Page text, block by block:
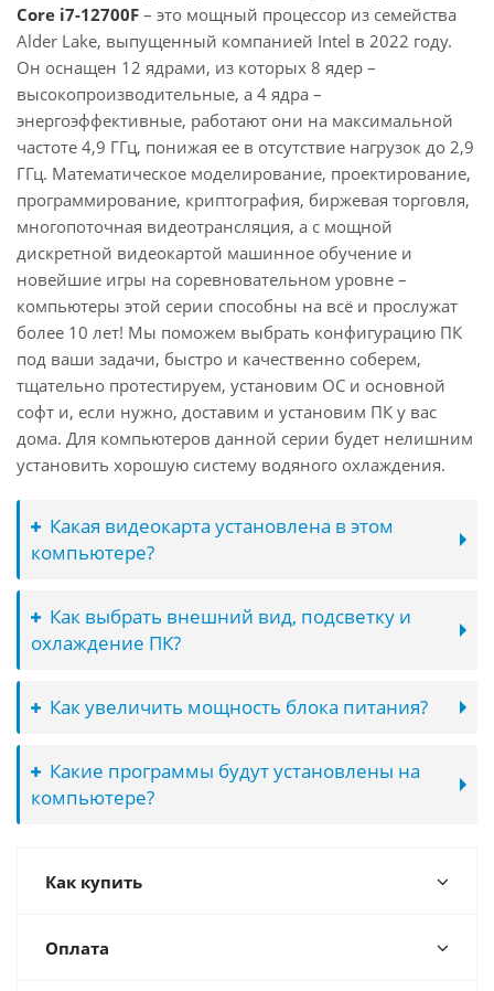
Core i7-12700F – это мощный процессор из семейства
Alder Lake, выпущенный компанией Intel в 2022 году.
Он оснащен 12 ядрами, из которых 8 ядер –
высокопроизводительные, а 4 ядра –
энергоэффективные, работают они на максимальной
частоте 4,9 ГГц, понижая ее в отсутствие нагрузок до 2,9
ГГц. Математическое моделирование, проектирование,
программирование, криптография, биржевая торговля,
многопоточная видеотрансляция, а с мощной
дискретной видеокартой машинное обучение и
новейшие игры на соревновательном уровне –
компьютеры этой серии способны на всё и прослужат
более 10 лет! Мы поможем выбрать конфигурацию ПК
под ваши задачи, быстро и качественно соберем,
тщательно протестируем, установим ОС и основной
софт и, если нужно, доставим и установим ПК у вас
дома. Для компьютеров данной серии будет нелишним
установить хорошую систему водяного охлаждения.
Какая видеокарта установлена в этом
компьютере?
Как выбрать внешний вид, подсветку и
охлаждение ПК?
Как увеличить мощность блока питания?
Какие программы будут установлены на
компьютере?
Как купить
Оплата